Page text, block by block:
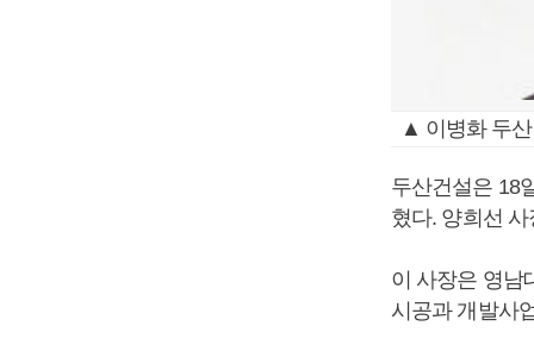
▲ 이병화 두
두산건설은 18
혔다. 양희선
이 사장은 영남
시공과 개발사